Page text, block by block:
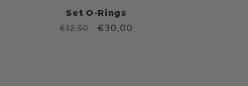
Set O-Rings
Prezzo
€32,50
Prezzo
€30,00